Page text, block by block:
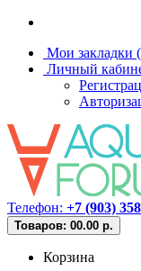
Мои закладки
Личный
Телефон: +7 (903)
Товаров: 00.00 р.
Корзина